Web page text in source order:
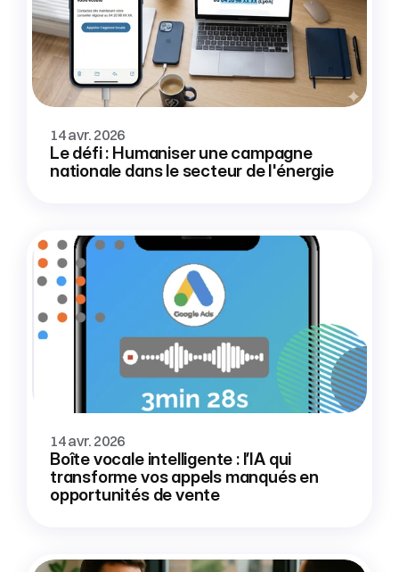
14 avr. 2026
Le défi : Humaniser une campagne
nationale dans le secteur de l'énergie
14 avr. 2026
Boîte vocale intelligente : l’IA qui
transforme vos appels manqués en
opportunités de vente